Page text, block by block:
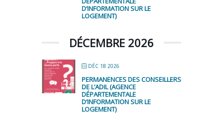
D’INFORMATION SUR LE
LOGEMENT)
DÉCEMBRE 2026
DÉC 18 2026
PERMANENCES DES CONSEILLERS
DE L’ADIL (AGENCE
DÉPARTEMENTALE
D’INFORMATION SUR LE
LOGEMENT)